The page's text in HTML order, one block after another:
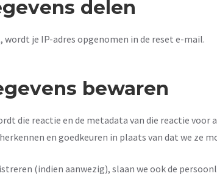
delen
je IP-adres opgenomen in de reset e-mail.
bewaren
die reactie en de metadata van die reactie voor
en goedkeuren in plaats van dat we ze
(indien aanwezig), slaan we ook de